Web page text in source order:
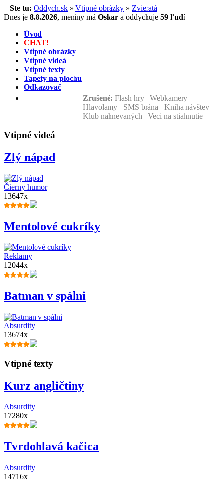
Ste tu: Oddych.sk » Vtipné obrázky » Zvieratá
Dnes je 8.8.2026, meniny má Oskar a oddychuje 59 ľudí
Úvod
CHAT!
Vtipné obrázky
Vtipné videá
Vtipné texty
Tapety na plochu
Odkazovač
Zrušené: Flash hry Webkamery
Hlavolamy SMS brána Kniha návštev
Klub nahnevaných Veci na stiahnutie
Vtipné videá
Zlý nápad
Čierny humor
13647x
Mentolové cukríky
Reklamy
12044x
Batman v spálni
Absurdity
13674x
Vtipné texty
Kurz angličtiny
Absurdity
17280x
Tvrdohlavá kačica
Absurdity
14716x